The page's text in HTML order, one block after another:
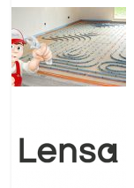
și iluminare LED
February 20, 2026